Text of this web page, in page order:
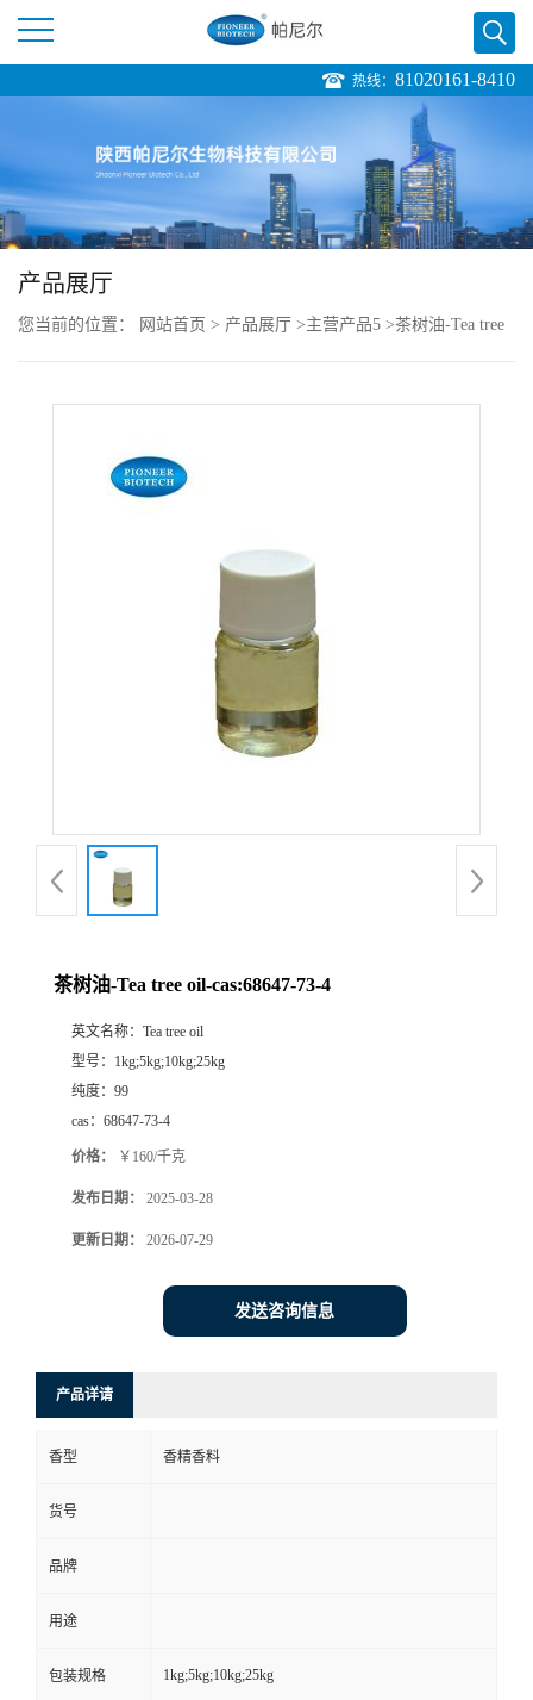
页
公
厅
方
式
热线： 81020161-8410
产品展厅
您当前的位置： 网站首页 > 产品展厅 >主营产品5 >茶树油-Tea tree
茶树油-Tea tree oil-cas:68647-73-4
英文名称： Tea tree oil
型号： 1kg;5kg;10kg;25kg
纯度： 99
cas： 68647-73-4
价格： ￥160/千克
发布日期： 2025-03-28
更新日期： 2026-07-29
发送咨询信息
产品详请
香型 香精香料
货号
品牌
用途
包装规格 1kg;5kg;10kg;25kg